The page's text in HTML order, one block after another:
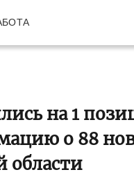
на 1
о 88
области